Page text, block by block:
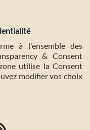
à l'ensemble des
& Consent
utilise la Consent
modifier vos choix